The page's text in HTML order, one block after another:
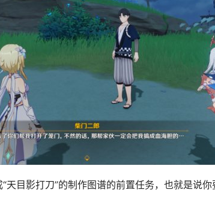
天目影打刀”的制作图谱的前置任务，也就是说